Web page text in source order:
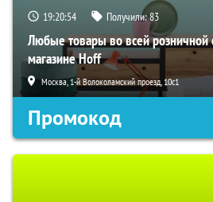
19:20:53 Получили:83
Любые товары во всей розничной
магазине Hoff
Москва, 1-й Волоколамский проезд, 10с1
Промокод